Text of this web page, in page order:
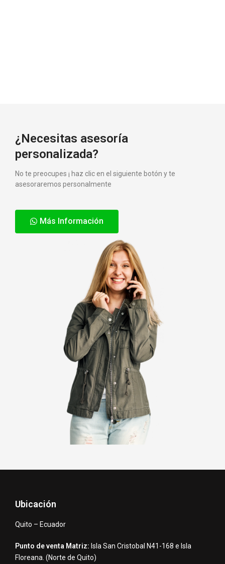
¿Necesitas asesoría
personalizada?
No te preocupes ¡ haz clic en el siguiente botón y te
asesoraremos personalmente
Más Información
Ubicación
Quito – Ecuador
Punto de venta Matriz: Isla San Cristobal N41-168 e Isla
Floreana. (Norte de Quito)